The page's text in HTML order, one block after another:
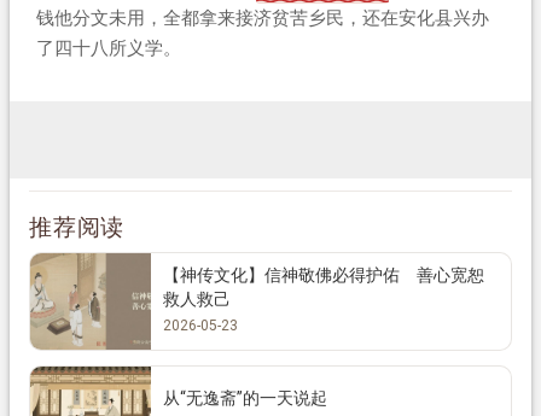
钱他分文未用，全都拿来接济贫苦乡民，还在安化县兴办
了四十八所义学。
推荐阅读
【神传文化】信神敬佛必得护佑 善心宽恕
救人救己
2026-05-23
从“无逸斋”的一天说起